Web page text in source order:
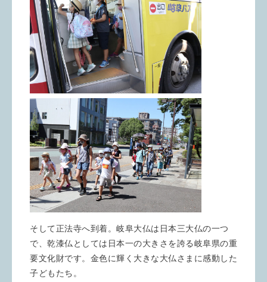
そして正法寺へ到着。岐阜大仏は日本三大仏の一つ
で、乾漆仏としては日本一の大きさを誇る岐阜県の重
要文化財です。金色に輝く大きな大仏さまに感動した
子どもたち。